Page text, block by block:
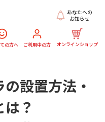
の方へ ご利用中の方 オンラインショップ
あなたへの
お知らせ
設置方法・
？